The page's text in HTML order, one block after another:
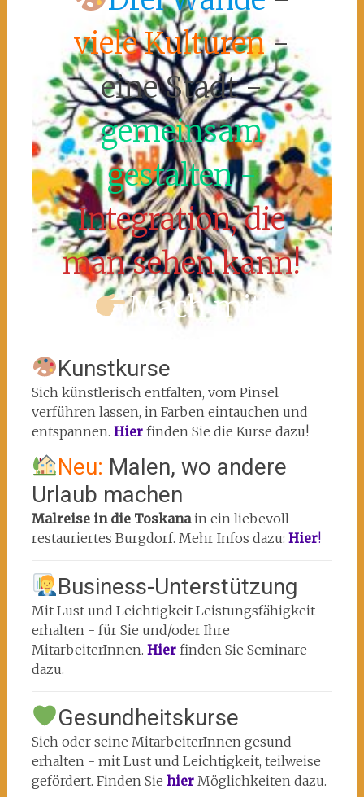
viele Kulturen-
eine Stadt -
gemeinsam
gestalten -
Integration, die
man sehen kann!
Mach mit!
Kunstkurse
Sich künstlerisch entfalten, vom Pinsel
verführen lassen, in Farben eintauchen und
entspannen. Hier finden Sie die Kurse dazu!
Neu: Malen, wo andere
Urlaub machen
Malreise in die Toskanain ein liebevoll
restauriertes Burgdorf. Mehr Infos dazu: Hier!
Business-Unterstützung
Mit Lust und Leichtigkeit Leistungsfähigkeit
erhalten - für Sie und/oder Ihre
MitarbeiterInnen. Hier finden Sie Seminare
dazu.
Gesundheitskurse
Sich oder seine MitarbeiterInnen gesund
erhalten - mit Lust und Leichtigkeit, teilweise
gefördert. Finden Sie hier Möglichkeiten dazu.